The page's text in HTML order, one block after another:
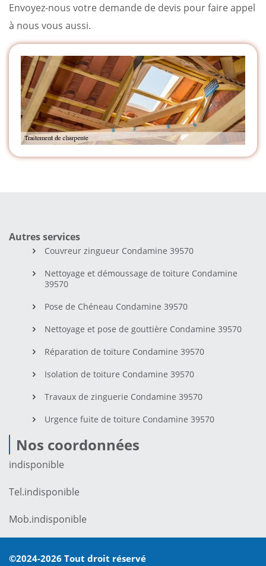
Envoyez-nous votre demande de devis pour faire appel
à nous vous aussi.
Autres services
Couvreur zingueur Condamine 39570
Nettoyage et démoussage de toiture Condamine
39570
Pose de Chéneau Condamine 39570
Nettoyage et pose de gouttière Condamine 39570
Réparation de toiture Condamine 39570
Isolation de toiture Condamine 39570
Travaux de zinguerie Condamine 39570
Urgence fuite de toiture Condamine 39570
Nos coordonnées
indisponible
Tel.indisponible
Mob.indisponible
©2024-2026 Tout droit réservé